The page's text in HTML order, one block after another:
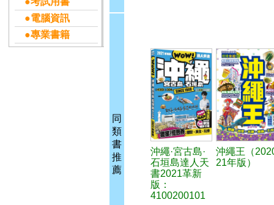
●電腦資訊
●專業書籍
同
類
書
推
薦
沖繩·宮古島·
石垣島達人天
書2021革新
版：
4100200101
沖繩王（
21年版）